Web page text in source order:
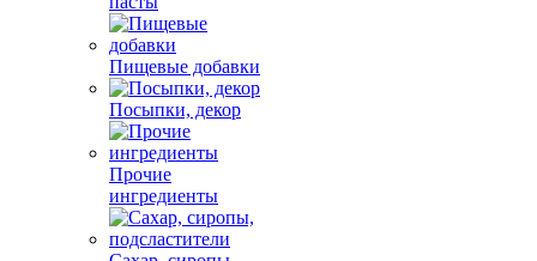
Пищевые добавки
Посыпки, декор
Прочие
ингредиенты